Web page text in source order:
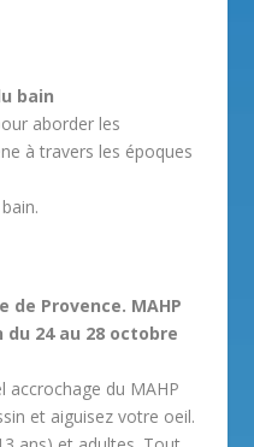
bain
aborder les
à travers les époques
de Provence. MAHP
24 au 28 octobre
accrochage du MAHP
et aiguisez votre oeil.